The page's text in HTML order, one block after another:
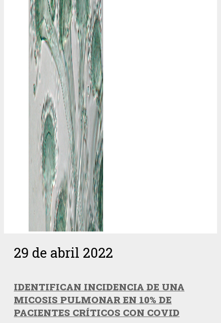
29 de abril 2022
IDENTIFICAN INCIDENCIA DE UNA
MICOSIS PULMONAR EN 10% DE
PACIENTES CRÍTICOS CON COVID